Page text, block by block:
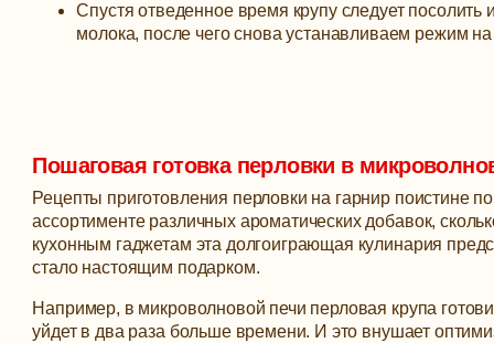
Спустя отведенное время крупу следует
молока, после чего снова устанавливаем режим
Пошаговая готовка перловки в
Рецепты приготовления перловки на гарнир поистине
ассортименте различных ароматических добавок,
кухонным гаджетам эта долгоиграющая кулинария
стало настоящим подарком.
Например, в микроволновой печи перловая крупа
уйдет в два раза больше времени. И это внушает